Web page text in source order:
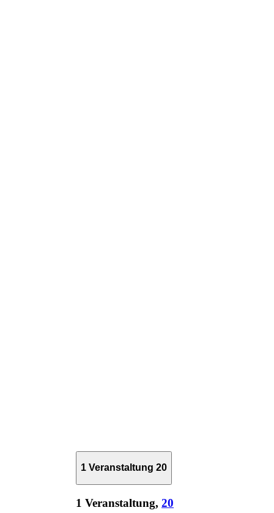
1 Veranstaltung 20
1 Veranstaltung, 20